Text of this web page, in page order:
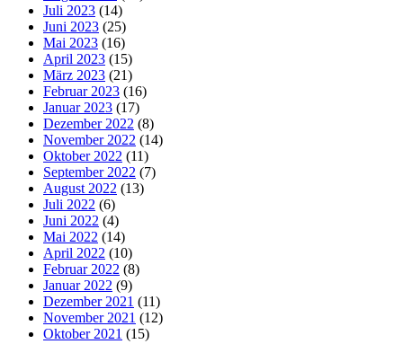
Juli 2023 (14)
Juni 2023 (25)
Mai 2023 (16)
April 2023 (15)
März 2023 (21)
Februar 2023 (16)
Januar 2023 (17)
Dezember 2022 (8)
November 2022 (14)
Oktober 2022 (11)
September 2022 (7)
August 2022 (13)
Juli 2022 (6)
Juni 2022 (4)
Mai 2022 (14)
April 2022 (10)
Februar 2022 (8)
Januar 2022 (9)
Dezember 2021 (11)
November 2021 (12)
Oktober 2021 (15)